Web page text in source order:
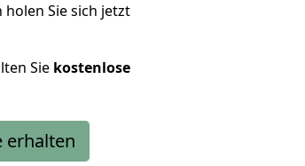
holen Sie sich jetzt
Sie kostenlose
erhalten